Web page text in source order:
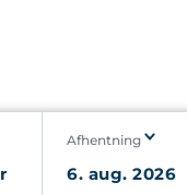
Afhentning